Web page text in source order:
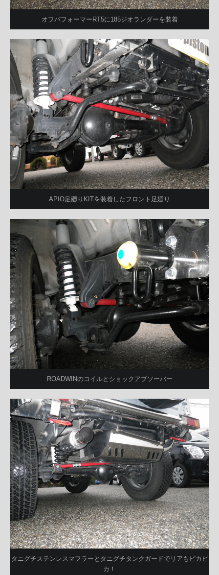
オフパフォーマーRT5に185ジオランダーを装着
APIO足廻りKITを装着したフロント足廻り
ROADWINのコイルとショックアブソーバー
タニグチステンレスマフラーとタニグチタンクガードでリアもピカピ
カ！